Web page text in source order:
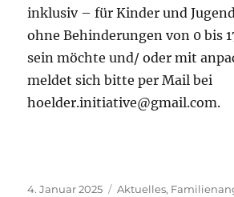
inklusiv – für Kinder und
ohne Behinderungen von 0 bis
sein möchte und/ oder mit
meldet sich bitte per Mail bei
hoelder.initiative@gmail.com.
Veröffentlicht
4. Januar 2025 Kategorien
Aktuelles,